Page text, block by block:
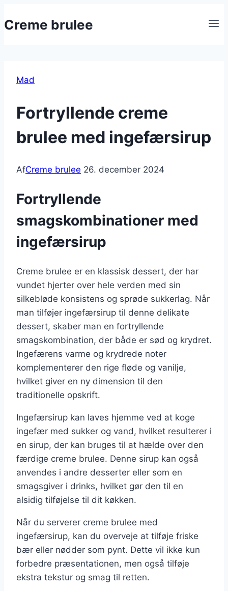
til
Creme brulee
Mad
Fortryllende creme
brulee med ingefærsirup
AfCreme brulee 26. december 2024
Fortryllende
smagskombinationer med
ingefærsirup
Creme brulee er en klassisk dessert, der har
vundet hjerter over hele verden med sin
silkebløde konsistens og sprøde sukkerlag. Når
man tilføjer ingefærsirup til denne delikate
dessert, skaber man en fortryllende
smagskombination, der både er sød og krydret.
Ingefærens varme og krydrede noter
komplementerer den rige fløde og vanilje,
hvilket giver en ny dimension til den
traditionelle opskrift.
Ingefærsirup kan laves hjemme ved at koge
ingefær med sukker og vand, hvilket resulterer i
en sirup, der kan bruges til at hælde over den
færdige creme brulee. Denne sirup kan også
anvendes i andre desserter eller som en
smagsgiver i drinks, hvilket gør den til en
alsidig tilføjelse til dit køkken.
Når du serverer creme brulee med
ingefærsirup, kan du overveje at tilføje friske
bær eller nødder som pynt. Dette vil ikke kun
forbedre præsentationen, men også tilføje
ekstra tekstur og smag til retten.